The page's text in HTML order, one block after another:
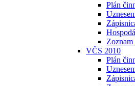
Plán
VČS 2010
Plán